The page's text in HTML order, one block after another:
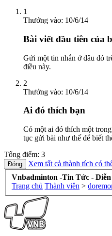
1
Thưởng vào: 10/6/14
Bài viết đầu tiên của
Gửi một tin nhắn ở đâu đó
điều này.
2
Thưởng vào: 10/6/14
Ai đó thích bạn
Có một ai đó thích một
tục gửi bài như thế để biết
Tổng điểm: 3
Xem tất cả thành tích có
Vnbadminton -Tin Tức -
Trang chủ Thành viên >